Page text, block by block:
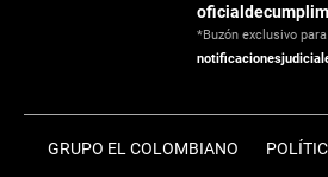
*Buzón exclusivo
GRUPO EL COLOMBIANO